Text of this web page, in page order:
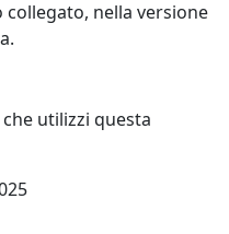
nella versione
utilizzi questa